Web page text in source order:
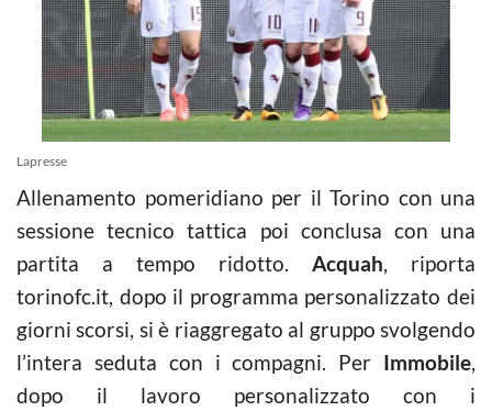
Lapresse
Allenamento pomeridiano per il Torino con una
sessione tecnico tattica poi conclusa con una
partita a tempo ridotto. Acquah, riporta
torinofc.it, dopo il programma personalizzato dei
giorni scorsi, si è riaggregato al gruppo svolgendo
l’intera seduta con i compagni. Per Immobile,
dopo il lavoro personalizzato con i